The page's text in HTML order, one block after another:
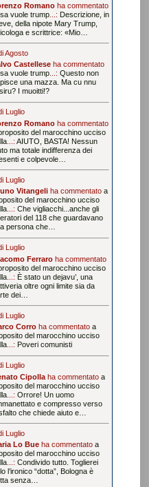
Romanoha commentato
vuole trump...: Descrizione, in
della nipote Mary Trump,
e scrittrice: «Mio…
Agosto
Castelleseha commentato
vuole trump...: Questo non
una mazza. Ma cu nnu
I muoitti!?
Luglio
Romanoha commentato
del marocchino ucciso
...: AIUTO, BASTA! Nessun
ma totale indifferenza dei
e colpevole…
Luglio
Vitangeliha commentato a
del marocchino ucciso
...: Che vigliacchi...anche gli
del 118 che guardavano
persona che…
Luglio
Ferraroha commentato
del marocchino ucciso
...: È stato un dejavu’, una
oltre ogni limite sia da
dei…
Luglio
Corroha commentato a
del marocchino ucciso
...: Poveri comunisti
Luglio
Cipollaha commentato a
del marocchino ucciso
...: Orrore! Un uomo
e compresso verso
che chiede aiuto e…
Luglio
Lo Bueha commentato a
del marocchino ucciso
...: Condivido tutto. Toglierei
l’ironico “dotta”, Bologna è
senza…